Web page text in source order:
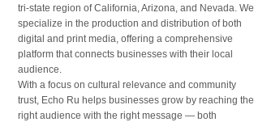
tri-state region of California, Arizona, and Nevada. We
specialize in the production and distribution of both
digital and print media, offering a comprehensive
platform that connects businesses with their local
audience.
With a focus on cultural relevance and community
trust, Echo Ru helps businesses grow by reaching the
right audience with the right message — both